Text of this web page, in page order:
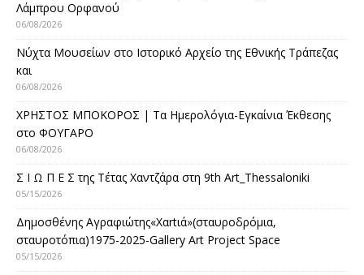
Λάμπρου Ορφανού
06/08/2026
Νύχτα Μουσείων στο Ιστορικό Αρχείο της Εθνικής Τράπεζας
και
06/08/2026
ΧΡΗΣΤΟΣ ΜΠΟΚΟΡΟΣ | Τα Ημερολόγια-Εγκαίνια Έκθεσης
στο ΦΟΥΓΑΡΟ
06/08/2026
Σ Ι Ω Π Ε Σ της Τέτας Χαντζάρα στη 9th Art_Thessaloniki
05/15/2026
Δημοσθένης Αγραφιώτης«Xαrtιά»(σταυροδρόμια,
σταυροτόπια)1975-2025-Gallery Art Project Space
05/15/2026